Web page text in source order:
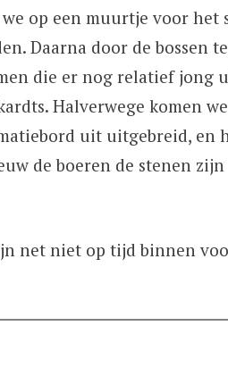
op een muurtje voor het
Daarna door de bossen
die er nog relatief jong
Halverwege komen
uit uitgebreid, en
de boeren de stenen zijn
net niet op tijd binnen